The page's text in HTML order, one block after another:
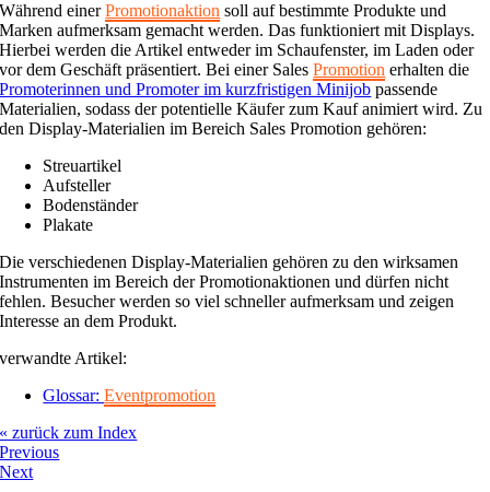
Während einerPromotionaktion soll auf bestimmte Produkte und
Marken aufmerksam gemacht werden. Das funktioniert mit Displays.
Hierbei werden die Artikel entweder im Schaufenster, im Laden oder
vor dem Geschäft präsentiert. Bei einer SalesPromotion erhalten die
Promoterinnen und Promoter im kurzfristigen Minijob passende
Materialien, sodass der potentielle Käufer zum Kauf animiert wird. Zu
den Display-Materialien im Bereich Sales Promotion gehören:
Streuartikel
Aufsteller
Bodenständer
Plakate
Die verschiedenen Display-Materialien gehören zu den wirksamen
Instrumenten im Bereich der Promotionaktionen und dürfen nicht
fehlen. Besucher werden so viel schneller aufmerksam und zeigen
Interesse an dem Produkt.
verwandte Artikel:
Glossar:Eventpromotion
« zurück zum Index
Previous
Next